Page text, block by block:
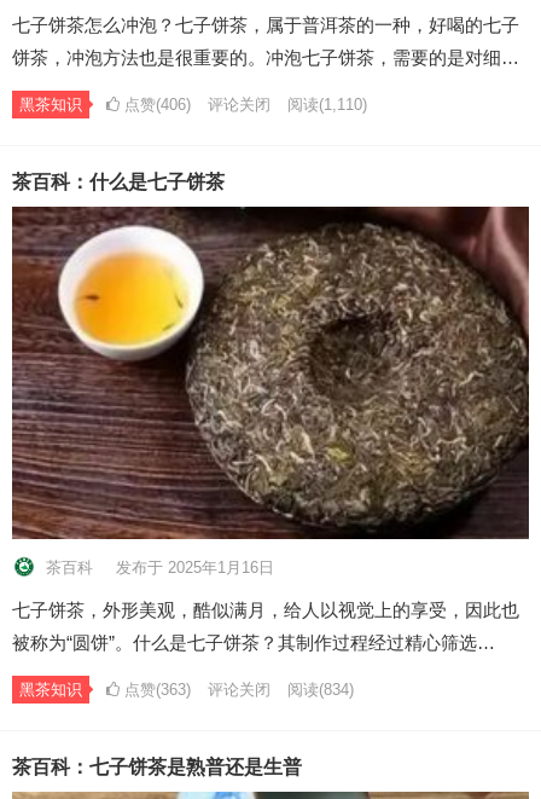
七子饼茶怎么冲泡？七子饼茶，属于普洱茶的一种，好喝的七子
饼茶，冲泡方法也是很重要的。冲泡七子饼茶，需要的是对细…
黑茶知识 点赞(406) 评论关闭 阅读(1,110)
茶百科：什么是七子饼茶
茶百科 发布于 2025年1月16日
七子饼茶，外形美观，酷似满月，给人以视觉上的享受，因此也
被称为“圆饼”。什么是七子饼茶？其制作过程经过精心筛选…
黑茶知识 点赞(363) 评论关闭 阅读(834)
茶百科：七子饼茶是熟普还是生普